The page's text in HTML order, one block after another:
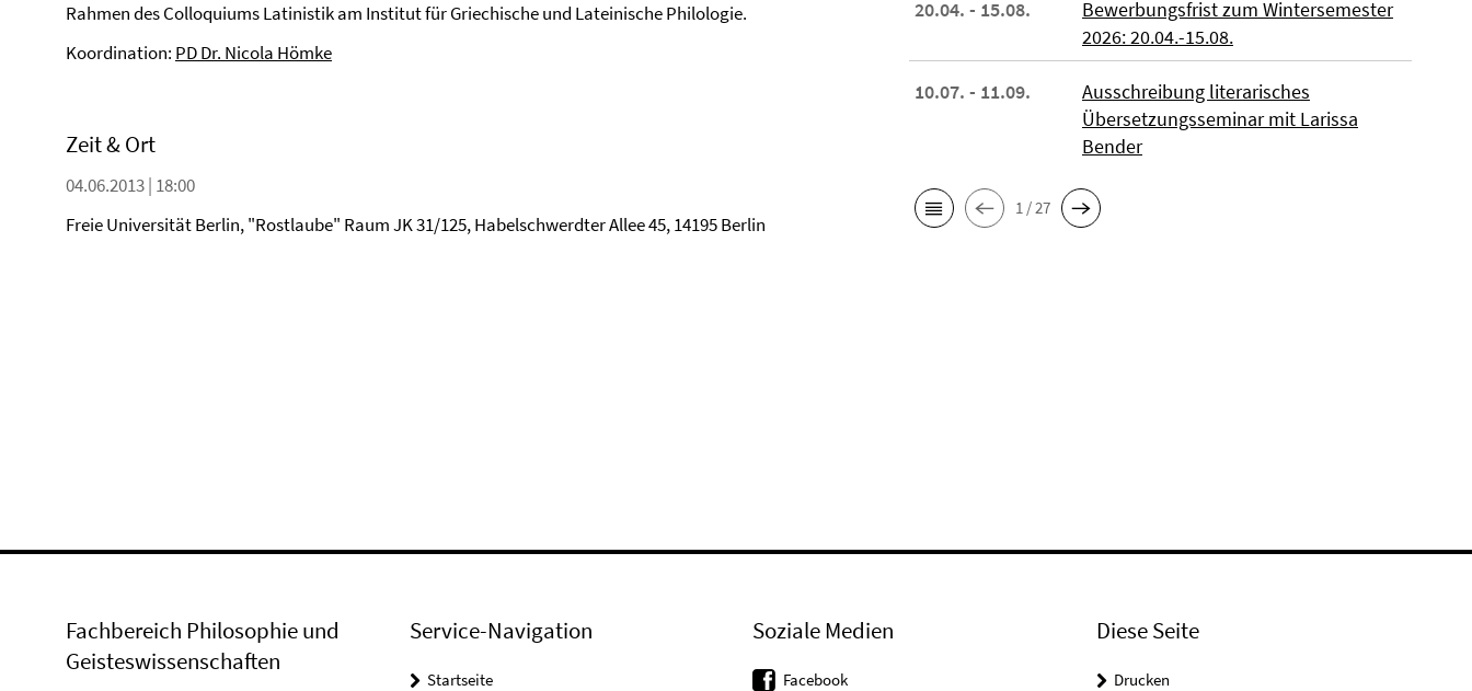
Rahmen des Colloquiums Latinistik am Institut für Griechische und Lateinische Philologie.
Koordination: PD Dr. Nicola Hömke
Zeit & Ort
04.06.2013 | 18:00
Freie Universität Berlin, "Rostlaube" Raum JK 31/125, Habelschwerdter Allee 45, 14195 Berlin
20.04. - 15.08.
Bewerbungsfrist zum Wintersemester
2026: 20.04.-15.08.
10.07. - 11.09.
Ausschreibung literarisches
Übersetzungsseminar mit Larissa
Bender
1 / 27
Fachbereich Philosophie und
Geisteswissenschaften
Service-Navigation
Startseite
Soziale Medien
Facebook
Diese Seite
Drucken